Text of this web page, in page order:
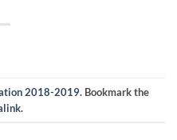
2018-2019. Bookmark the
.